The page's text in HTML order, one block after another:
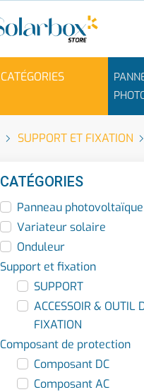
CATÉGORIES
SUPPORT ET FIXATION
CATÉGORIES
Panneau photovoltaïque
Variateur solaire
Onduleur
Support et fixation
SUPPORT
ACCESSOIR & OUTIL
FIXATION
Composant de protection
Composant DC
Composant AC